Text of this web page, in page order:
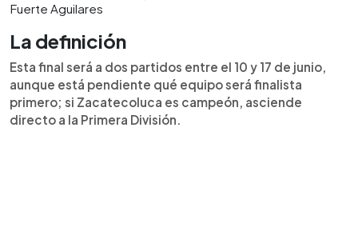
Fuerte Aguilares
La definición
Esta final será a dos partidos entre el 10 y 17 de junio,
aunque está pendiente qué equipo será finalista
primero; si Zacatecoluca es campeón, asciende
directo a la Primera División.